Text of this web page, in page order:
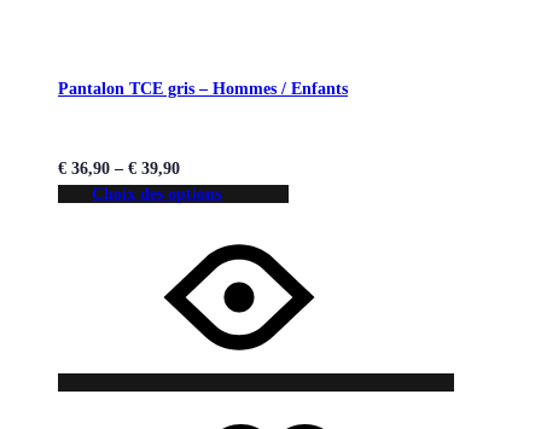
Pantalon TCE gris – Hommes / Enfants
€ 36,90 – € 39,90
Choix des options